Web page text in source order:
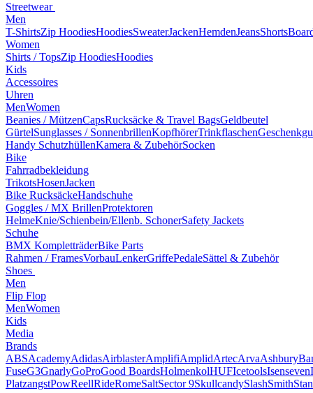
Streetwear
Men
T-ShirtsZip HoodiesHoodiesSweaterJackenHemdenJeansShorts
Women
Shirts / TopsZip HoodiesHoodies
Kids
Accessoires
Uhren
MenWomen
Beanies / MützenCapsRucksäcke & Travel BagsGeldbeutel
GürtelSunglasses / SonnenbrillenKopfhörerTrinkflaschen
Handy SchutzhüllenKamera & ZubehörSocken
Bike
Fahrradbekleidung
TrikotsHosenJacken
Bike RucksäckeHandschuhe
Goggles / MX BrillenProtektoren
HelmeKnie/Schienbein/Ellenb. SchonerSafety Jackets
Schuhe
BMX KompletträderBike Parts
Rahmen / FramesVorbauLenkerGriffePedaleSättel & Zubehör
Shoes
Men
Flip Flop
MenWomen
Kids
Media
Brands
ABSAcademyAdidasAirblasterAmplifiAmplidArtecArvaAshbury
FuseG3GnarlyGoProGood BoardsHolmenkolHUFIcetoolsIsenseven
PlatzangstPowReellRideRomeSaltSector 9SkullcandySlashSmith